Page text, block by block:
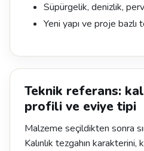
Süpürgelik, denizlik,
Yeni yapı ve proje
Teknik referans:
profili ve eviye tipi
Malzeme seçildikten sonra
Kalınlık tezgahın